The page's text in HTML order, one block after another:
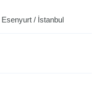
Esenyurt / İstanbul